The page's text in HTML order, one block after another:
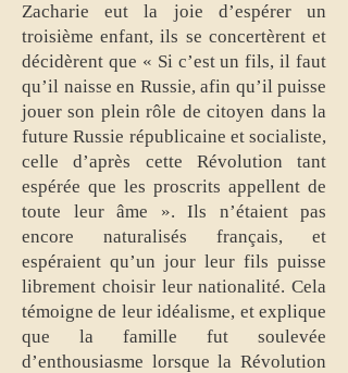
Zacharie eut la joie d’espérer un
troisième enfant, ils se concertèrent et
décidèrent que « Si c’est un fils, il faut
qu’il naisse en Russie, afin qu’il puisse
jouer son plein rôle de citoyen dans la
future Russie républicaine et socialiste,
celle d’après cette Révolution tant
espérée que les proscrits appellent de
toute leur âme ». Ils n’étaient pas
encore naturalisés français, et
espéraient qu’un jour leur fils puisse
librement choisir leur nationalité. Cela
témoigne de leur idéalisme, et explique
que la famille fut soulevée
d’enthousiasme lorsque la Révolution